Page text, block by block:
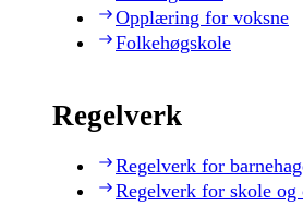
Opplæring for voksne
Folkehøgskole
Regelverk
Regelverk for
Regelverk for skole